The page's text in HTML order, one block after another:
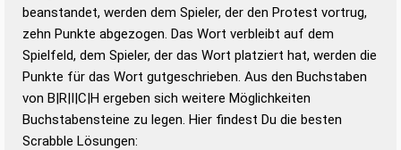
Duden – Standardwerk in 12 Bänden
Duden – Richtiges und gutes
Deutsch
Duden – Die deutsche Grammatik
Duden – Deutsches
beanstandet, werden dem Spieler, der den Protest vortrug,
zehn Punkte abgezogen. Das Wort verbleibt auf dem
Spielfeld, dem Spieler, der das Wort platziert hat, werden die
Punkte für das Wort gutgeschrieben. Aus den Buchstaben
von B|R|I|C|H ergeben sich weitere Möglichkeiten
Buchstabensteine zu legen. Hier findest Du die besten
Scrabble Lösungen: